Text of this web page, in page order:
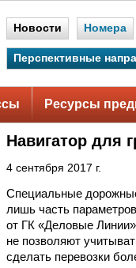
Новости Номера
Перспективные
Ресурсы
Навигатор для
4 сентября 2017 г.
Специальные
лишь часть
от ГК «Деловые
не позволяют
сделать перевозки